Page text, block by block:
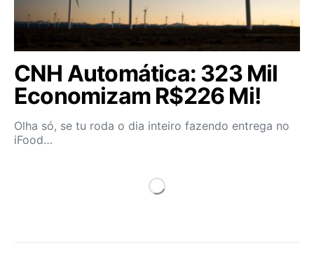
CNH Automática: 323 Mil
Economizam R$226 Mi!
Olha só, se tu roda o dia inteiro fazendo entrega no
iFood…